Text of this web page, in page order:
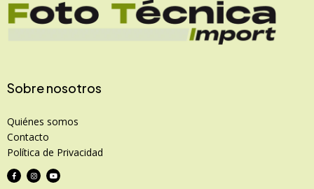
Sobre nosotros
Quiénes somos
Contacto
Política de Privacidad